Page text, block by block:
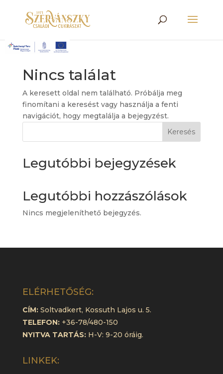
Nincs találat
A keresett oldal nem található. Próbálja meg
finomítani a keresést vagy használja a fenti
navigációt, hogy megtalálja a bejegyzést.
Keresés
Legutóbbi bejegyzések
Legutóbbi hozzászólások
Nincs megjeleníthető bejegyzés.
ELÉRHETŐSÉG:
CÍM:Soltvadkert, Kossuth Lajos u. 5.
TELEFON:+36-78/480-150
NYITVA TARTÁS:H-V: 9-20 óráig.
LINKEK: